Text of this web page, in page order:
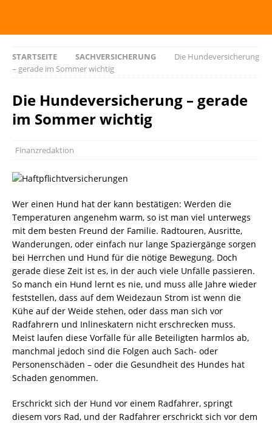
STARTSEITE SACHVERSICHERUNG
Die Hundeversicherung
– gerade im Sommer wichtig
Die Hundeversicherung – gerade
im Sommer wichtig
Finanzredaktion
Wer einen Hund hat der kann bestätigen: Werden die
Temperaturen angenehm warm, so ist man viel unterwegs
mit dem besten Freund der Familie. Radtouren, Ausritte,
Wanderungen, oder einfach nur lange Spaziergänge sorgen
bei Herrchen und Hund für die nötige Bewegung. Doch
gerade diese Zeit ist es, in der auch viele Unfälle passieren.
So manch ein Hund lernt es nie, und muss alle Jahre wieder
feststellen, dass auf dem Weidezaun Strom ist wenn die
Kühe auf der Weide stehen, oder dass man sich vor
Radfahrern und Inlineskatern nicht erschrecken muss.
Meist laufen diese Vorfälle für alle Beteiligten harmlos ab,
manchmal jedoch sind die Folgen auch Sach- oder
Personenschäden – oder die Gesundheit des Hundes hat
Schaden genommen.
Erschrickt sich der Hund vor einem Radfahrer, springt
diesem vors Rad, und der Radfahrer erschrickt sich vor dem